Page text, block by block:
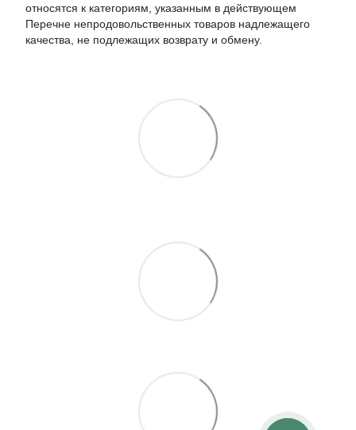
относятся к категориям, указанным в действующем
Перечне непродовольственных товаров надлежащего
качества, не подлежащих возврату и обмену.